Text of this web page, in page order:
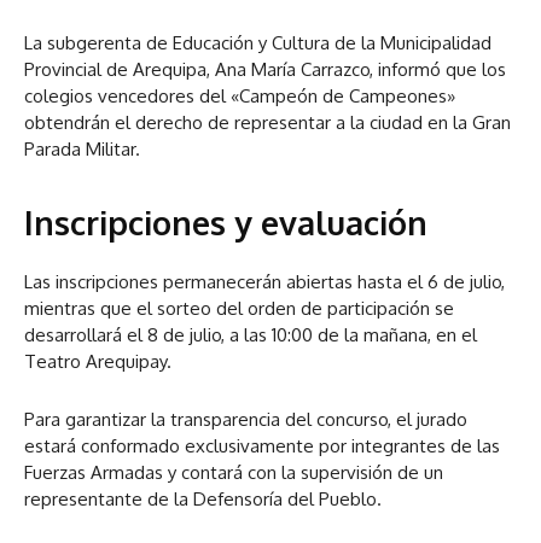
La subgerenta de Educación y Cultura de la Municipalidad
Provincial de Arequipa, Ana María Carrazco, informó que los
colegios vencedores del «Campeón de Campeones»
obtendrán el derecho de representar a la ciudad en la Gran
Parada Militar.
Inscripciones y evaluación
Las inscripciones permanecerán abiertas hasta el 6 de julio,
mientras que el sorteo del orden de participación se
desarrollará el 8 de julio, a las 10:00 de la mañana, en el
Teatro Arequipay.
Para garantizar la transparencia del concurso, el jurado
estará conformado exclusivamente por integrantes de las
Fuerzas Armadas y contará con la supervisión de un
representante de la Defensoría del Pueblo.